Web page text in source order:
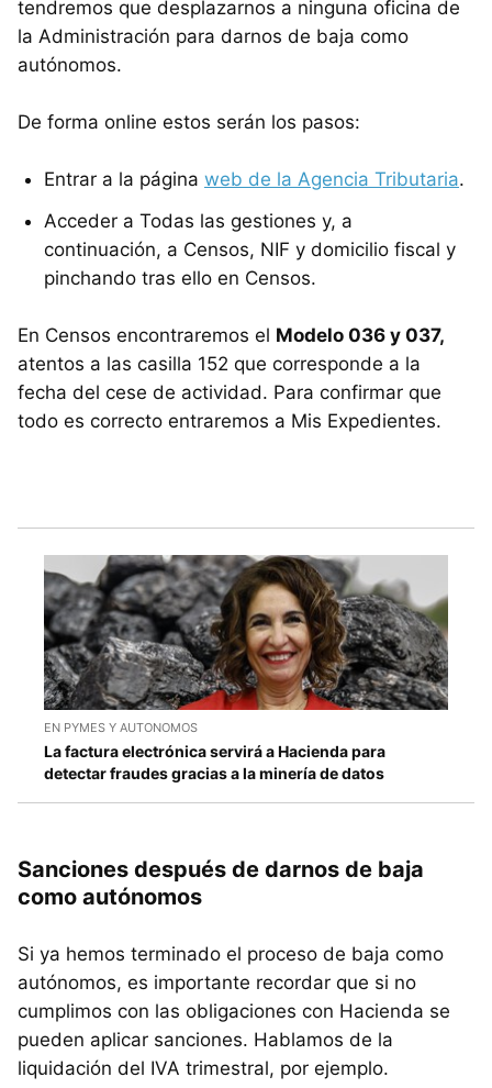
tendremos que desplazarnos a ninguna oficina de
la Administración para darnos de baja como
autónomos.
De forma online estos serán los pasos:
Entrar a la página web de la Agencia Tributaria.
Acceder a Todas las gestiones y, a
continuación, a Censos, NIF y domicilio fiscal y
pinchando tras ello en Censos.
En Censos encontraremos el Modelo 036 y 037,
atentos a las casilla 152 que corresponde a la
fecha del cese de actividad. Para confirmar que
todo es correcto entraremos a Mis Expedientes.
EN PYMES Y AUTONOMOS
La factura electrónica servirá a Hacienda para
detectar fraudes gracias a la minería de datos
Sanciones después de darnos de baja
como autónomos
Si ya hemos terminado el proceso de baja como
autónomos, es importante recordar que si no
cumplimos con las obligaciones con Hacienda se
pueden aplicar sanciones. Hablamos de la
liquidación del IVA trimestral, por ejemplo.